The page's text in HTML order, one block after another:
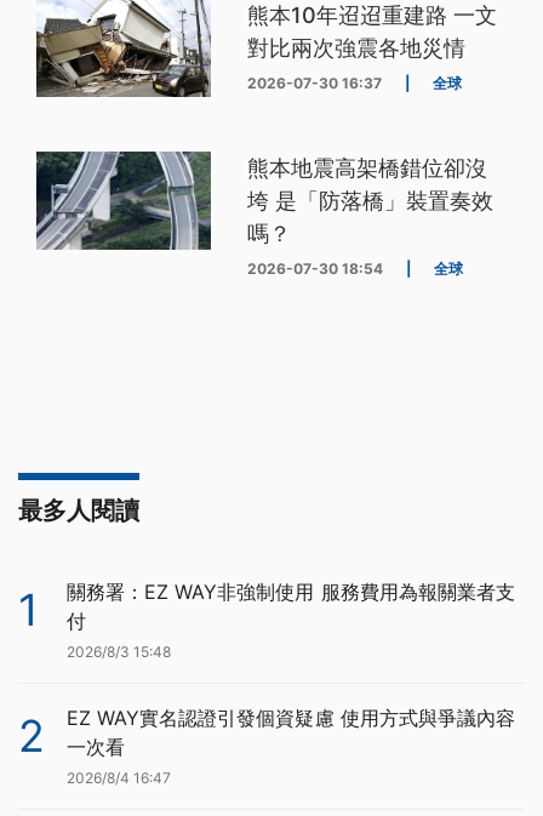
熊本10年迢迢重建路 一文
對比兩次強震各地災情
2026-07-30 16:37 全球
熊本地震高架橋錯位卻沒
垮 是「防落橋」裝置奏效
嗎？
2026-07-30 18:54 全球
最多人閱讀
1
關務署：EZ WAY非強制使用 服務費用為報關業者支
付
2026/8/3 15:48
2
EZ WAY實名認證引發個資疑慮 使用方式與爭議內容
一次看
2026/8/4 16:47